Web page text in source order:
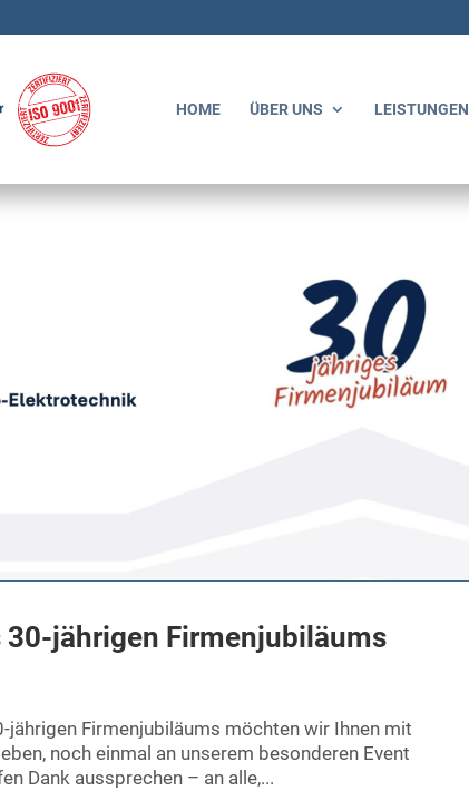
HOME ÜBER UNS LEISTUNGEN
jährigen Firmenjubiläums
jährigen Firmenjubiläums möchten wir Ihnen mit
noch einmal an unserem besonderen Event
Dank aussprechen – an alle,...